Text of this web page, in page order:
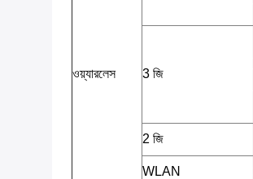
ওয়্যারলেস 3 জি
2 জি
WLAN